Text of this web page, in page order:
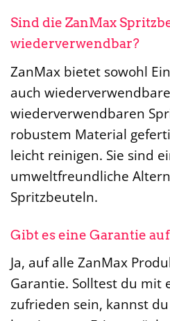
Sind die ZanMax
wiederverwendbar?
ZanMax bietet sowohl
auch
wiederverwendbaren
robustem Material
leicht reinigen. Sie sind
umweltfreundliche
Spritzbeuteln.
Gibt es eine Garantie
Ja, auf alle ZanMax
Garantie. Solltest du mit
zufrieden sein, kannst